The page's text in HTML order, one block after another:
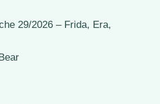
29/2026 – Frida, Era,